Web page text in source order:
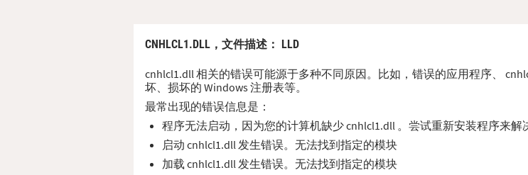
CNHLCL1.DLL， 文件描述 ： LLD
cnhlcl1.dll 相关的错误可能源于多种不同原因。比如，错误的应用程序、
坏、损坏的 Windows 注册表等。
最常出现的错误信息是：
程序无法启动，因为您的计算机缺少 cnhlcl1.dll 。尝试重新安装程序来解
启动 cnhlcl1.dll 发生错误。无法找到指定的模块
加载 cnhlcl1.dll 发生错误。无法找到指定的模块